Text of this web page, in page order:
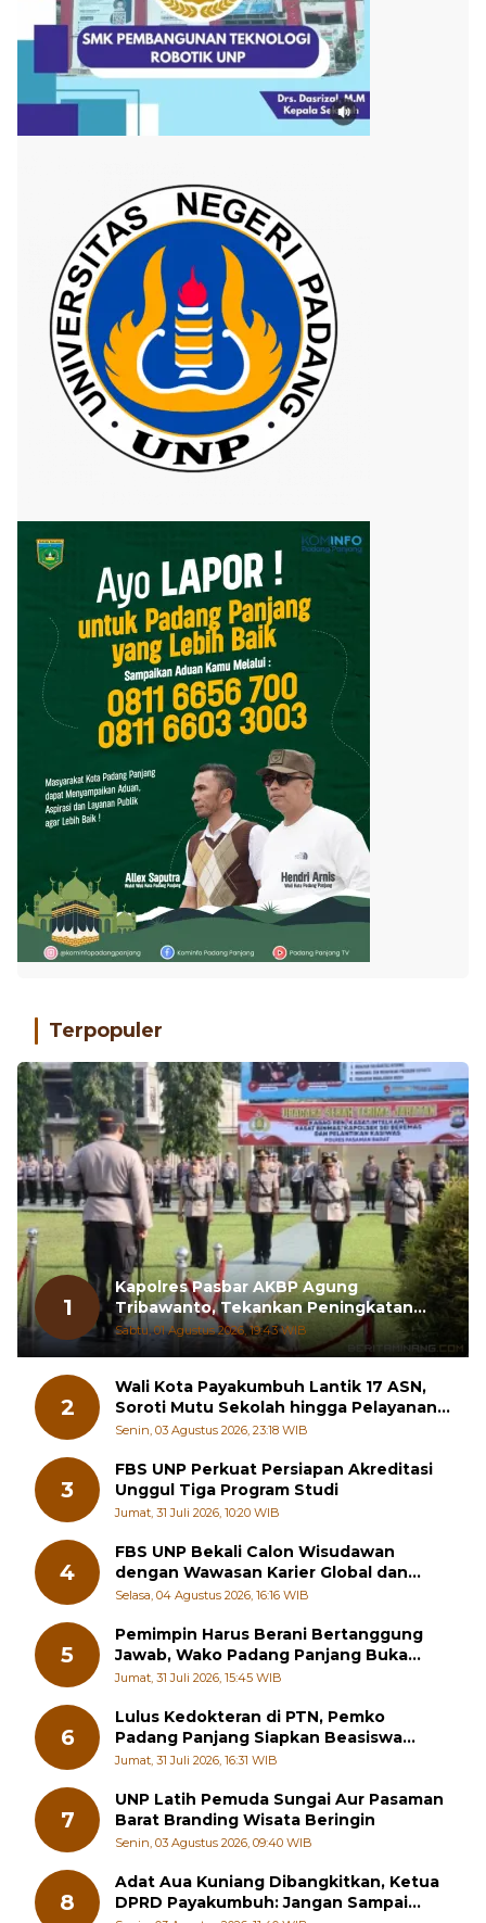
Terpopuler
1
Kapolres Pasbar AKBP Agung
Tribawanto, Tekankan Peningkatan
Pelayanan dan Sinergi dengan
Masyarakat
Sabtu, 01 Agustus 2026, 19:43 WIB
2
Wali Kota Payakumbuh Lantik 17 ASN,
Soroti Mutu Sekolah hingga Pelayanan
RSUD
Senin, 03 Agustus 2026, 23:18 WIB
3
FBS UNP Perkuat Persiapan Akreditasi
Unggul Tiga Program Studi
Jumat, 31 Juli 2026, 10:20 WIB
4
FBS UNP Bekali Calon Wisudawan
dengan Wawasan Karier Global dan
Kewirausahaan Kreatif
Selasa, 04 Agustus 2026, 16:16 WIB
5
Pemimpin Harus Berani Bertanggung
Jawab, Wako Padang Panjang Buka
Pelatihan Kepemimpinan Pelajar
Jumat, 31 Juli 2026, 15:45 WIB
6
Lulus Kedokteran di PTN, Pemko
Padang Panjang Siapkan Beasiswa
Penuh
Jumat, 31 Juli 2026, 16:31 WIB
7
UNP Latih Pemuda Sungai Aur Pasaman
Barat Branding Wisata Beringin
Senin, 03 Agustus 2026, 09:40 WIB
8
Adat Aua Kuniang Dibangkitkan, Ketua
DPRD Payakumbuh: Jangan Sampai